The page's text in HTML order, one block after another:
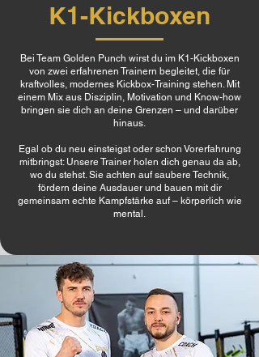
K1-Kickboxen
Bei Team Golden Punch wirst du im K1-Kickboxen
von zwei erfahrenen Trainern begleitet, die für
kraftvolles, modernes Kickbox-Training stehen. Mit
einem Mix aus Disziplin, Motivation und Know-how
bringen sie dich an deine Grenzen – und darüber
hinaus.
Egal ob du neu einsteigst oder schon Vorerfahrung
mitbringst: Unsere Trainer holen dich genau da ab,
wo du stehst. Sie achten auf saubere Technik,
fördern deine Ausdauer und bauen mit dir
gemeinsam echte Kampfstärke auf – körperlich wie
mental.